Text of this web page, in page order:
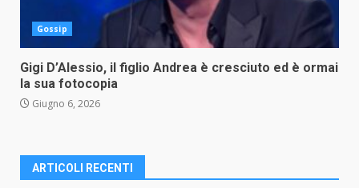
Gossip
Gigi D’Alessio, il figlio Andrea è cresciuto ed è ormai
la sua fotocopia
Giugno 6, 2026
ARTICOLI RECENTI